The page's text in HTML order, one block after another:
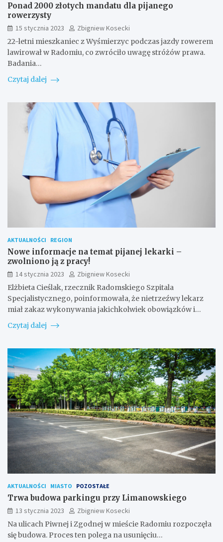
Ponad 2000 złotych mandatu dla pijanego
rowerzysty
15 stycznia 2023
Zbigniew Kosecki
22-letni mieszkaniec z Wyśmierzyc podczas jazdy rowerem
lawirował w Radomiu, co zwróciło uwagę stróżów prawa.
Badania…
Czytaj dalej
AKTUALNOŚCI REGION
Nowe informacje na temat pijanej lekarki –
zwolniono ją z pracy!
14 stycznia 2023
Zbigniew Kosecki
Elżbieta Cieślak, rzecznik Radomskiego Szpitala
Specjalistycznego, poinformowała, że nietrzeźwy lekarz
miał zakaz wykonywania jakichkolwiek obowiązków i…
Czytaj dalej
AKTUALNOŚCI MIASTO POZOSTAŁE
Trwa budowa parkingu przy Limanowskiego
13 stycznia 2023
Zbigniew Kosecki
Na ulicach Piwnej i Zgodnej w mieście Radomiu rozpoczęła
się budowa. Proces ten polega na usunięciu…